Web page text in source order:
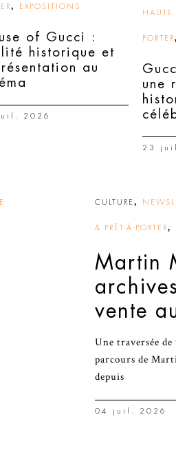
, EXPOSITIONS
of Gucci :
historique et
au
2026
HAUTE
PORTER
une
23
CULTURE ,
& PRÊT-À-PORTER,
Martin
vente
Une traversée
parcours de
depuis
04 juil. 2026